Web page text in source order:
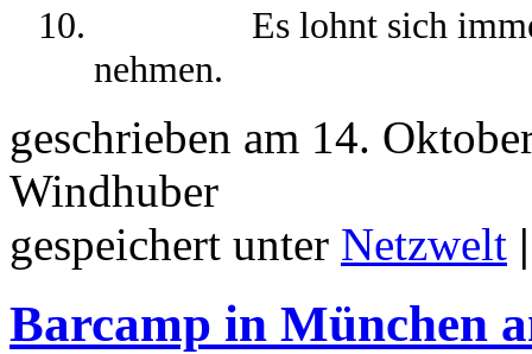
10.
Es lohnt sich
nehmen.
geschrieben am 14.
Windhuber
gespeichert unter Netzwelt |
Barcamp in München